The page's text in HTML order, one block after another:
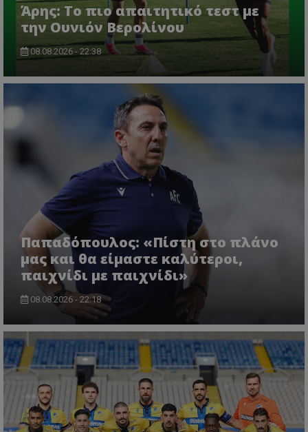
Άρης: Το πιο απαιτητικό τεστ με
την Ουνιόν Βερολίνου
08.08.2026 - 22:38
Παπαδόπουλος: «Πίστη στο πλάνο
μας και θα είμαστε καλύτεροι,
παιχνίδι με παιχνίδι»
08.08.2026 - 22:18